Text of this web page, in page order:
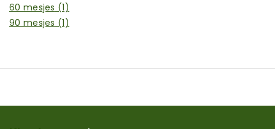
60 mesjes (1)
90 mesjes (1)